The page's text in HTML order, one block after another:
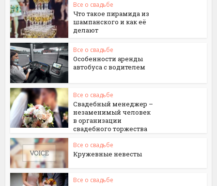
Все о свадьбе
Что такое пирамида из
шампанского и как её
делают
Все о свадьбе
Особенности аренды
автобуса с водителем
Все о свадьбе
Свадебный менеджер –
незаменимый человек
в организации
свадебного торжества
Все о свадьбе
Кружевные невесты
Все о свадьбе